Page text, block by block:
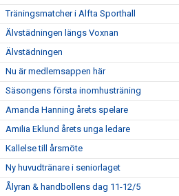
Träningsmatcher i Alfta Sporthall
Älvstädningen längs Voxnan
Älvstädningen
Nu är medlemsappen här
Säsongens första inomhusträning
Amanda Hanning årets spelare
Amilia Eklund årets unga ledare
Kallelse till årsmöte
Ny huvudtränare i seniorlaget
Ålyran & handbollens dag 11-12/5